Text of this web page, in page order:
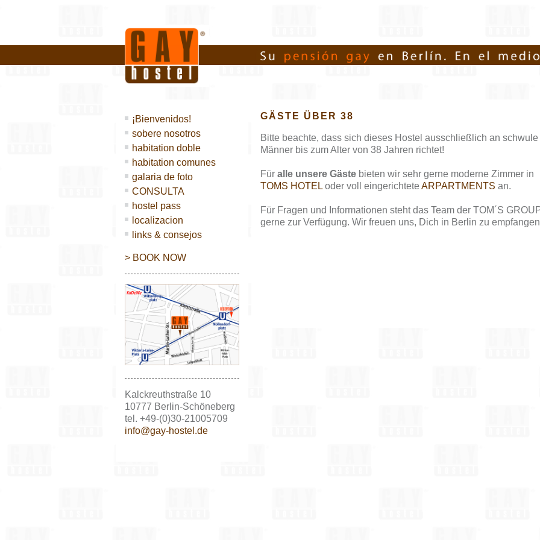
¡Bienvenidos!
sobere nosotros
habitation doble
habitation comunes
galaria de foto
CONSULTA
hostel pass
localizacion
links & consejos
> BOOK NOW
Kalckreuthstraße 10
10777 Berlin-Schöneberg
tel. +49-(0)30-21005709
info@gay-hostel.de
GÄSTE ÜBER 38
Bitte beachte, dass sich dieses Hostel ausschließlich an schwule
Männer bis zum Alter von 38 Jahren richtet!
Für alle unsere Gäste bieten wir sehr gerne moderne Zimmer in
TOMS HOTEL oder voll eingerichtete ARPARTMENTS an.
Für Fragen und Informationen steht das Team der TOM´S
gerne zur Verfügung. Wir freuen uns, Dich in Berlin zu